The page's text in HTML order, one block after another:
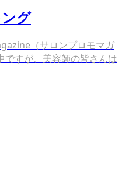
グ
（サロンプロモマガ
ですが、美容師の皆さんは